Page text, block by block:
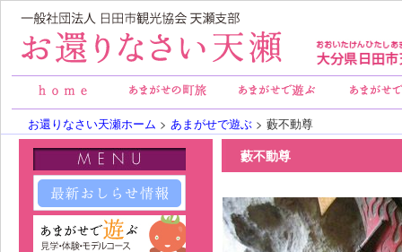
お還りなさい天瀬ホーム > あまがせで遊ぶ > 藪不動尊
藪不動尊